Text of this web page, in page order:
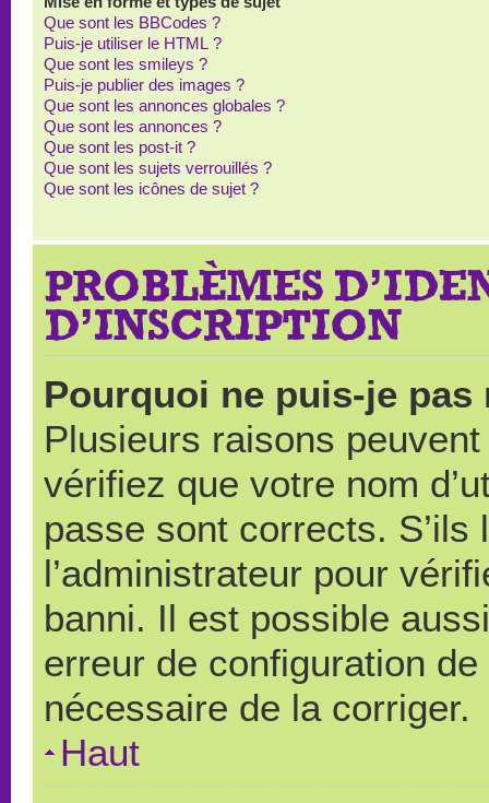
Que sont les BBCodes ?
Puis-je utiliser le HTML ?
Que sont les smileys ?
Puis-je publier des images ?
Que sont les annonces globales ?
Que sont les annonces ?
Que sont les post-it ?
Que sont les sujets verrouillés ?
Que sont les icônes de sujet ?
PROBLÈMES
D’INSCRIPTION
Pourquoi ne puis-je pas
Plusieurs raisons
vérifiez que votre nom
passe sont corrects.
l’administrateur pour
banni. Il est possible
erreur de configuration
nécessaire de la corriger.
Haut